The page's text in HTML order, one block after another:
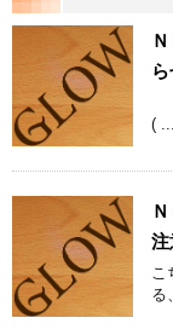
( ...
注
こ
る